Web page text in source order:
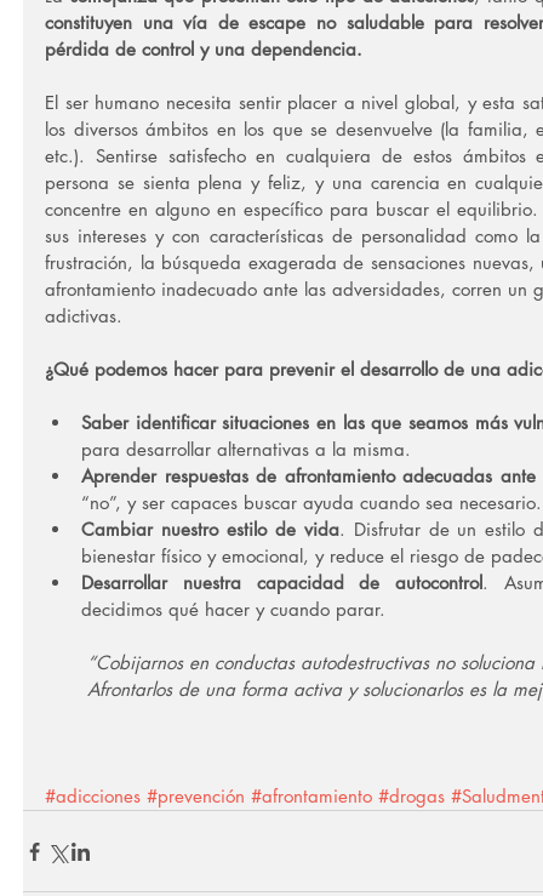
constituyen una vía de escape no saludable para
pérdida de control y una dependencia.
El ser humano necesita sentir placer a nivel global, y esta
los diversos ámbitos en los que se desenvuelve (la
etc.). Sentirse satisfecho en cualquiera de estos
persona se sienta plena y feliz, y una carencia en
concentre en alguno en específico para buscar el
sus intereses y con características de personalidad como
frustración, la búsqueda exagerada de sensaciones
afrontamiento inadecuado ante las adversidades, corren un
adictivas.
¿Qué podemos hacer para prevenir el desarrollo de una
Saber identificar situaciones en las que seamos más
para desarrollar alternativas a la misma.
Aprender respuestas de afrontamiento adecuadas
“no”, y ser capaces buscar ayuda cuando sea
Cambiar nuestro estilo de vida. Disfrutar de un estilo
bienestar físico y emocional, y reduce el riesgo de
Desarrollar nuestra capacidad de autocontrol.
decidimos qué hacer y cuando parar.
“Cobijarnos en conductas autodestructivas no
Afrontarlos de una forma activa y solucionarlos es la
#adicciones #prevención #afrontamiento #drogas